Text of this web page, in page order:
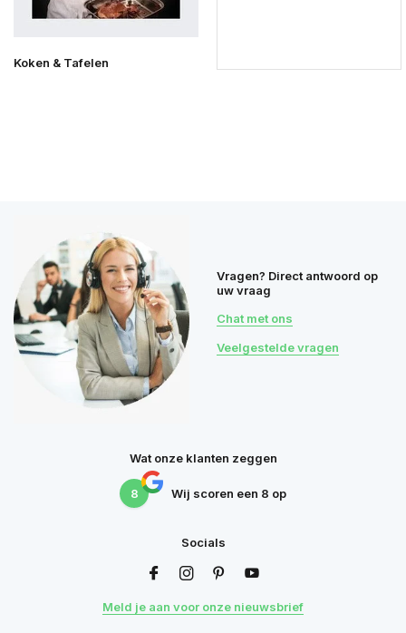
Koken & Tafelen
Vragen? Direct antwoord op
uw vraag
Chat met ons
Veelgestelde vragen
Wat onze klanten zeggen
8 Wij scoren een 8 op
Socials
Meld je aan voor onze nieuwsbrief